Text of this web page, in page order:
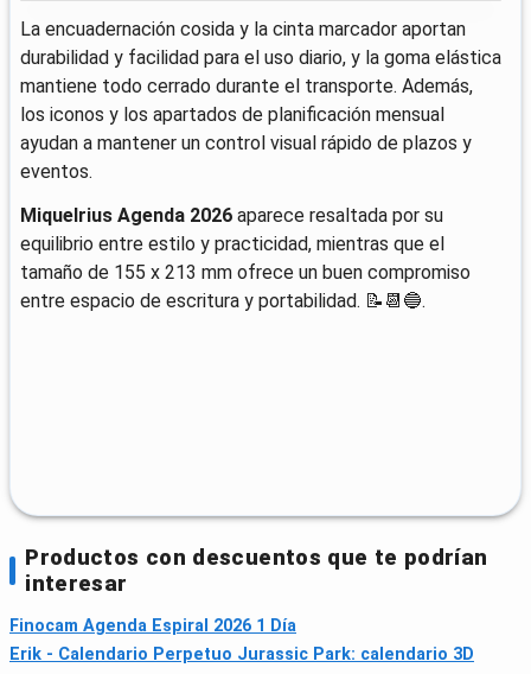
La encuadernación cosida y la cinta marcador aportan
durabilidad y facilidad para el uso diario, y la goma elástica
mantiene todo cerrado durante el transporte. Además,
los iconos y los apartados de planificación mensual
ayudan a mantener un control visual rápido de plazos y
eventos.
Miquelrius Agenda 2026 aparece resaltada por su
equilibrio entre estilo y practicidad, mientras que el
tamaño de 155 x 213 mm ofrece un buen compromiso
entre espacio de escritura y portabilidad. 📝📆🔵.
Productos con descuentos que te podrían
interesar
Finocam Agenda Espiral 2026 1 Día
Erik - Calendario Perpetuo Jurassic Park: calendario 3D